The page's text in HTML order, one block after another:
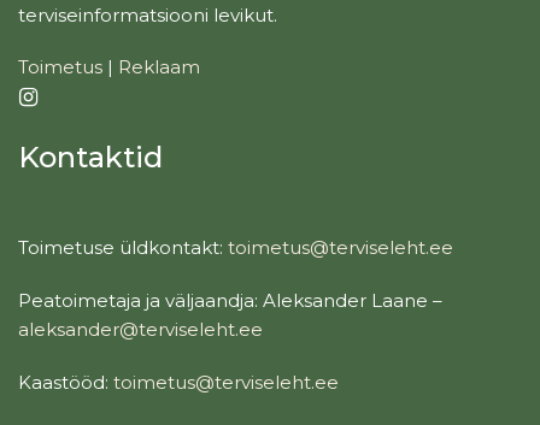
terviseinformatsiooni levikut.
Toimetus | Reklaam
Kontaktid
Toimetuse üldkontakt: toimetus@terviseleht.ee
Peatoimetaja ja väljaandja: Aleksander Laane –
aleksander@terviseleht.ee
Kaastööd: toimetus@terviseleht.ee